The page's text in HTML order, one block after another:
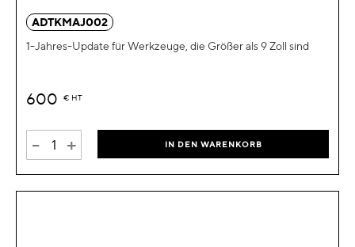
ADTKMAJ002
1-Jahres-Update für Werkzeuge, die Größer als 9 Zoll sind
600 € HT
- + IN DEN WARENKORB